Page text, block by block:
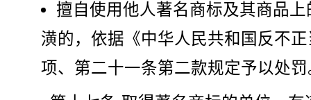
擅自使用他人著名商标及其商品
潢的，依据《中华人民共和国反不
项、第二十一条第二款规定予以处罚